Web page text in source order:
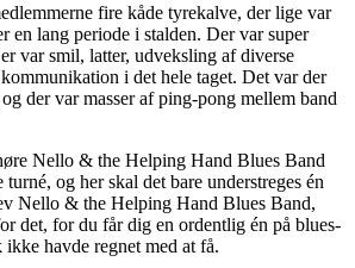
fire kåde tyrekalve, der lige var
en lang periode i stalden. Der var super
var smil, latter, udveksling af diverse
i det hele taget. Det var der
der var masser af ping-pong mellem band
Nello & the Helping Hand Blues Band
og her skal det bare understreges én
Nello & the Helping Hand Blues Band,
det, for du får dig en ordentlig én på blues-
havde regnet med at få.